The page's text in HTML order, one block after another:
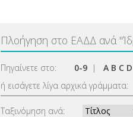
Πλοήγηση στο ΕΑΔΔ ανά "
Πηγαίνετε στο: 0-9 | A B C D
ή εισάγετε λίγα αρχικά γράμματα:
Ταξινόμηση ανά: